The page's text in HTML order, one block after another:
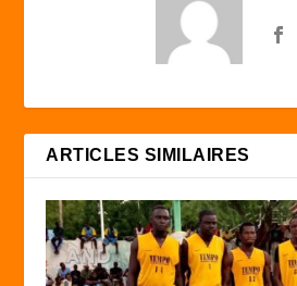
ARTICLES SIMILAIRES